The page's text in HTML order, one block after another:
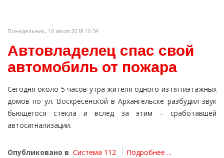
Понедельник, 16 июля 2018 10:54
Автовладелец спас свой
автомобиль от пожара
Сегодня около 5 часов утра жителя одного из пятиэтажных
домов по ул. Воскресенской в Архангельске разбудил звук
бьющегося стекла и вслед за этим – сработавшей
автосигнализации.
Опубликовано в Система 112 Подробнее ...